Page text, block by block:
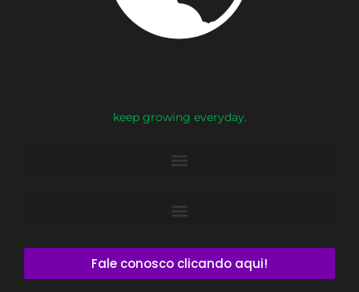
keep growing everyday.
Fale conosco clicando aqui!